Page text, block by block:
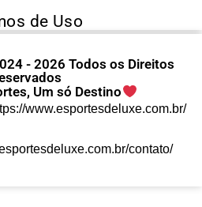
de Uso
- 2026 Todos os Direitos
Um só Destino
www.esportesdeluxe.com.br/
contato/